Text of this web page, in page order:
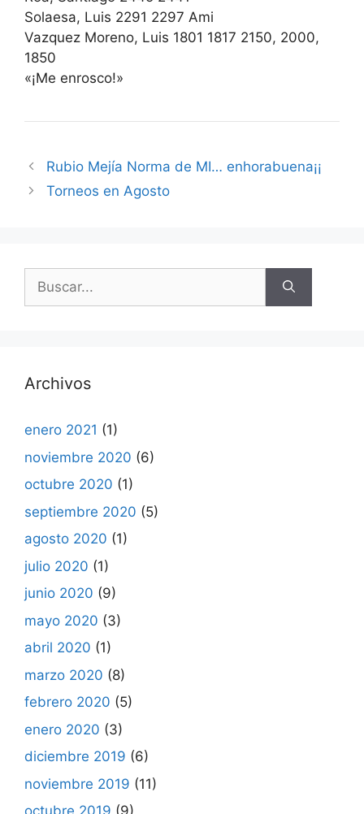
Solaesa, Luis 2291 2297 Ami
Vazquez Moreno, Luis 1801 1817 2150, 2000,
1850
«¡Me enrosco!»
Rubio Mejía Norma de MI… enhorabuena¡¡
Torneos en Agosto
Buscar:
Archivos
enero 2021 (1)
noviembre 2020 (6)
octubre 2020 (1)
septiembre 2020 (5)
agosto 2020 (1)
julio 2020 (1)
junio 2020 (9)
mayo 2020 (3)
abril 2020 (1)
marzo 2020 (8)
febrero 2020 (5)
enero 2020 (3)
diciembre 2019 (6)
noviembre 2019 (11)
octubre 2019 (9)